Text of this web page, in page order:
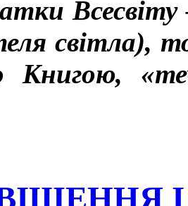
світла),
Книгою,